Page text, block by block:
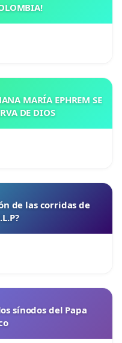
MARÍA EPHREM SE
DE DIOS
de las corridas de
sínodos del Papa